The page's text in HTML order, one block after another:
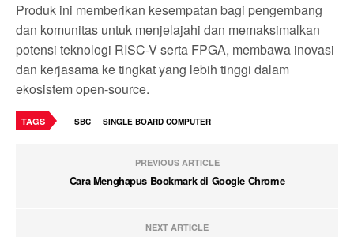
Produk ini memberikan kesempatan bagi pengembang
dan komunitas untuk menjelajahi dan memaksimalkan
potensi teknologi RISC-V serta FPGA, membawa inovasi
dan kerjasama ke tingkat yang lebih tinggi dalam
ekosistem open-source.
TAGS SBC SINGLE BOARD COMPUTER
PREVIOUS ARTICLE
Cara Menghapus Bookmark di Google Chrome
NEXT ARTICLE